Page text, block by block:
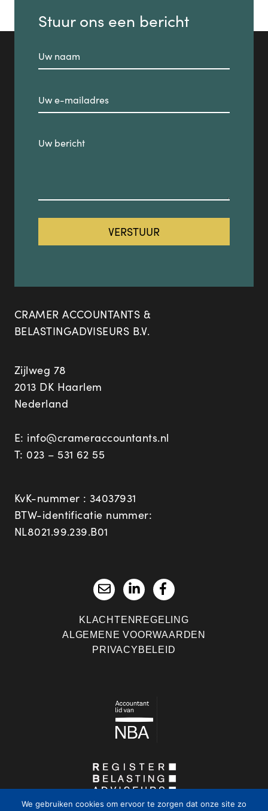
Stuur ons een bericht
CRAMER ACCOUNTANTS &
BELASTINGADVISEURS B.V.
Zijlweg 78
2013 DK Haarlem
Nederland
E: info@crameraccountants.nl
T: 023 – 531 62 55
KvK-nummer : 34037931
BTW-identificatie nummer:
NL8021.99.239.B01
KLACHTENREGELING
ALGEMENE VOORWAARDEN
PRIVACYBELEID
We gebruiken cookies om ervoor te zorgen dat onze site zo